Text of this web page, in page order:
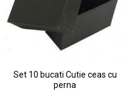
Set 10 bucati Cutie ceas cu
perna